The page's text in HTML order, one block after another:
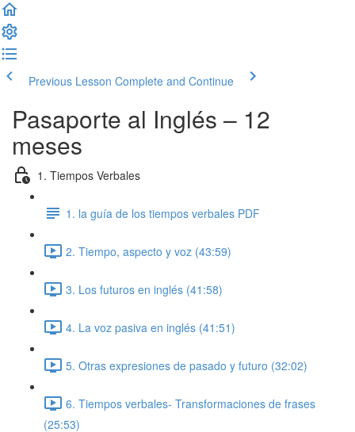
Previous Lesson Complete and Continue
Pasaporte al Inglés – 12
meses
1. Tiempos Verbales
1. la guía de los tiempos verbales PDF
2. Tiempo, aspecto y voz (43:59)
3. Los futuros en inglés (41:58)
4. La voz pasiva en inglés (41:51)
5. Otras expresiones de pasado y futuro (32:02)
6. Tiempos verbales- Transformaciones de frases
(25:53)